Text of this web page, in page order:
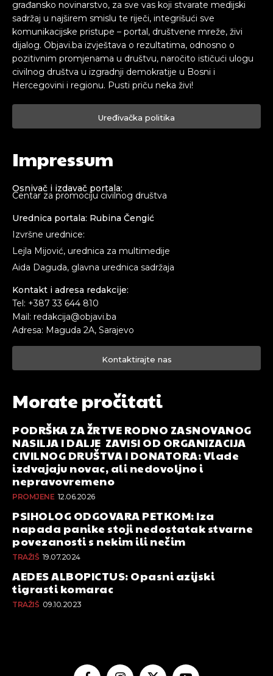
građansko novinarstvo, za sve vas koji stvarate medijski
sadržaj u najširem smislu te riječi, integrišući sve
komunikacijske pristupe – portal, društvene mreže, živi
dijalog. Objavi.ba izvještava o rezultatima, odnosno o
pozitivnim promjenama u društvu, naročito ističući ulogu
civilnog društva u izgradnji demokratije u Bosni i
Hercegovini i regionu. Pusti priču neka živi!
Uređivačka politika
Impressum
Osnivač i izdavač portala:
Centar za promociju civilnog društva
Urednica portala: Rubina Čengić
Izvršne urednice:
Lejla Mijović, urednica za multimedije
Aida Daguda, glavna urednica sadržaja
Kontakt i adresa redakcije:
Tel: +387 33 644 810
Mail: redakcija@objavi.ba
Adresa: Maguda 2A, Sarajevo
Kontaktirajte nas
Morate pročitati
PODRŠKA ZA ŽRTVE RODNO ZASNOVANOG
NASILJA I DALJE ZAVISI OD ORGANIZACIJA
CIVILNOG DRUŠTVA I DONATORA: Vlade
izdvajaju novac, ali nedovoljno i
nepravovremeno
PROMJENE 12.06.2026
PSIHOLOG ODGOVARA PETKOM: Iza
napada panike stoji nedostatak stvarne
povezanosti s nekim ili nečim
TRAŽIŠ 19.07.2024
AEDES ALBOPICTUS: Opasni azijski
tigrasti komarac
TRAŽIŠ 09.10.2023